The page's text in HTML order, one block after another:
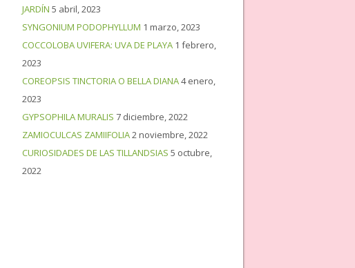
JARDÍN 5 abril, 2023
SYNGONIUM PODOPHYLLUM 1 marzo, 2023
COCCOLOBA UVIFERA: UVA DE PLAYA 1 febrero,
2023
COREOPSIS TINCTORIA O BELLA DIANA4 enero,
2023
GYPSOPHILA MURALIS 7 diciembre, 2022
ZAMIOCULCAS ZAMIIFOLIA2 noviembre, 2022
CURIOSIDADES DE LAS TILLANDSIAS 5 octubre,
2022